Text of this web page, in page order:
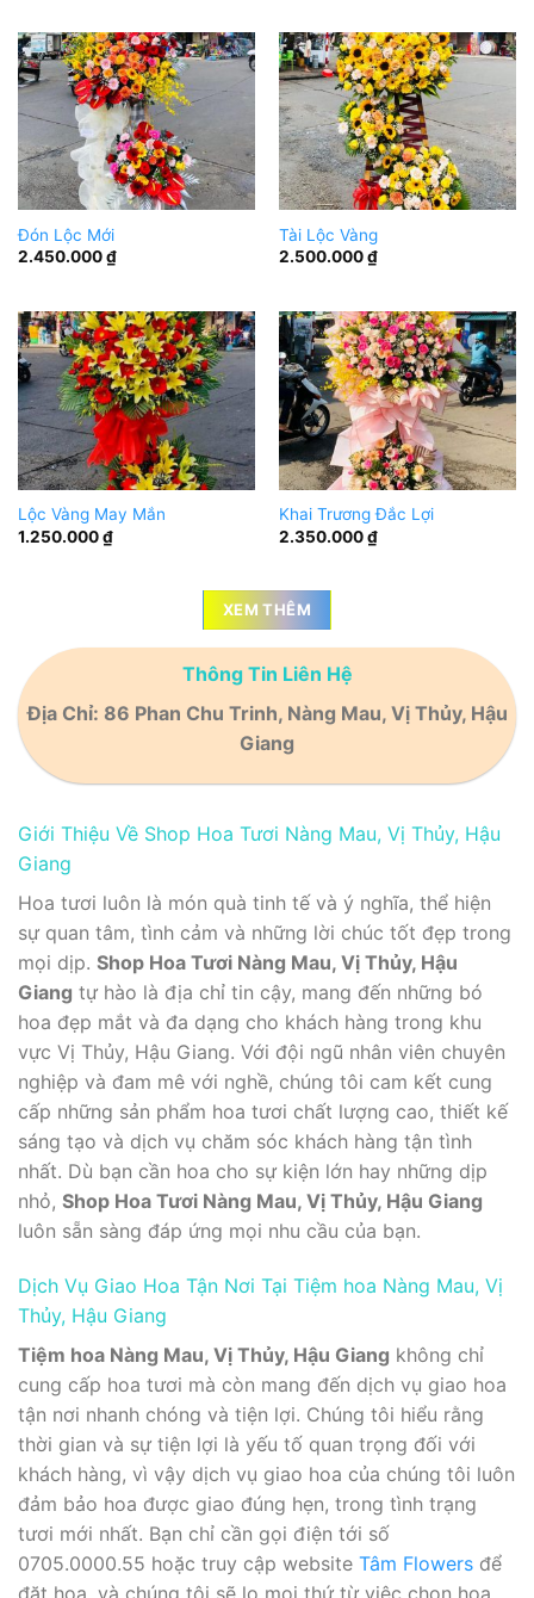
Đón Lộc Mới
2.450.000₫
Tài Lộc Vàng
2.500.000₫
Lộc Vàng May Mắn
1.250.000₫
Khai Trương Đắc Lợi
2.350.000₫
XEM THÊM
Thông Tin Liên Hệ
Địa Chỉ: 86 Phan Chu Trinh, Nàng Mau, Vị Thủy, Hậu
Giang
Giới Thiệu Về Shop Hoa Tươi Nàng Mau, Vị Thủy, Hậu
Giang
Hoa tươi luôn là món quà tinh tế và ý nghĩa, thể hiện
sự quan tâm, tình cảm và những lời chúc tốt đẹp trong
mọi dịp. Shop Hoa Tươi Nàng Mau, Vị Thủy, Hậu
Giang tự hào là địa chỉ tin cậy, mang đến những bó
hoa đẹp mắt và đa dạng cho khách hàng trong khu
vực Vị Thủy, Hậu Giang. Với đội ngũ nhân viên chuyên
nghiệp và đam mê với nghề, chúng tôi cam kết cung
cấp những sản phẩm hoa tươi chất lượng cao, thiết kế
sáng tạo và dịch vụ chăm sóc khách hàng tận tình
nhất. Dù bạn cần hoa cho sự kiện lớn hay những dịp
nhỏ, Shop Hoa Tươi Nàng Mau, Vị Thủy, Hậu Giang
luôn sẵn sàng đáp ứng mọi nhu cầu của bạn.
Dịch Vụ Giao Hoa Tận Nơi Tại Tiệm hoa Nàng Mau, Vị
Thủy, Hậu Giang
Tiệm hoa Nàng Mau, Vị Thủy, Hậu Giang không chỉ
cung cấp hoa tươi mà còn mang đến dịch vụ giao hoa
tận nơi nhanh chóng và tiện lợi. Chúng tôi hiểu rằng
thời gian và sự tiện lợi là yếu tố quan trọng đối với
khách hàng, vì vậy dịch vụ giao hoa của chúng tôi luôn
đảm bảo hoa được giao đúng hẹn, trong tình trạng
tươi mới nhất. Bạn chỉ cần gọi điện tới số
0705.0000.55 hoặc truy cập website Tâm Flowers để